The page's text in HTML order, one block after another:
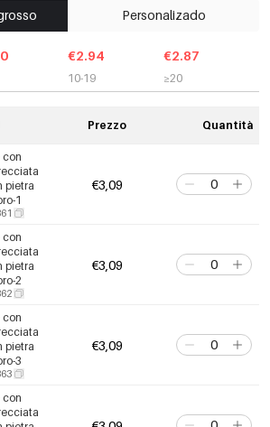
Personalizado
€2.94
10-19
€2.87
≥20
Prezzo Quantità
con
pietra
1
€3,09
con
pietra
2
€3,09
con
pietra
3
€3,09
con